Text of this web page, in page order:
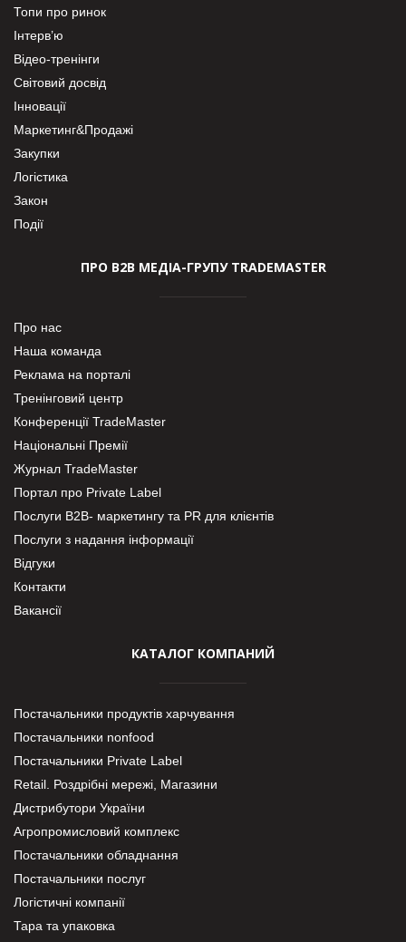
Топи про ринок
Інтерв’ю
Відео-тренінги
Світовий досвід
Інновації
Маркетинг&Продажі
Закупки
Логістика
Закон
Події
ПРО В2В МЕДІА-ГРУПУ TRADEMASTER
Про нас
Наша команда
Реклама на порталі
Тренінговий центр
Конференції TradeMaster
Національні Премії
Журнал TradeMaster
Портал про Private Label
Послуги В2В- маркетингу та PR для клієнтів
Послуги з надання інформації
Відгуки
Контакти
Вакансії
КАТАЛОГ КОМПАНИЙ
Постачальники продуктів харчування
Постачальники nonfood
Постачальники Private Label
Retail. Роздрібні мережі, Магазини
Дистрибутори України
Агропромисловий комплекс
Постачальники обладнання
Постачальники послуг
Логістичні компанії
Тара та упаковка